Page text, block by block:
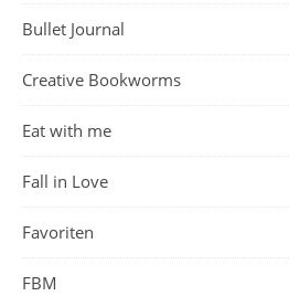
Bullet Journal
Creative Bookworms
Eat with me
Fall in Love
Favoriten
FBM